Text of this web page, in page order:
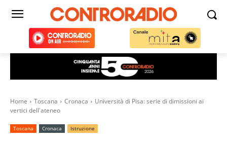
Home Toscana Cronaca
Università di Pisa: serie di dimissioni ai
vertici dell'ateneo
Toscana Cronaca Istruzione